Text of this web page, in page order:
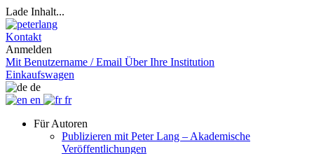
Lade Inhalt...
Kontakt
Anmelden
Mit Benutzername / Email Über Ihre Institution
Einkaufswagen
de
en
fr
Für Autoren
Publizieren mit Peter Lang – Akademische
Veröffentlichungen